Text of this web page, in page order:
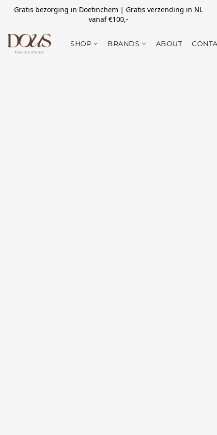
Gratis bezorging in Doetinchem | Gratis verzending in NL
vanaf €100,-
SHOP BRANDS ABOUT